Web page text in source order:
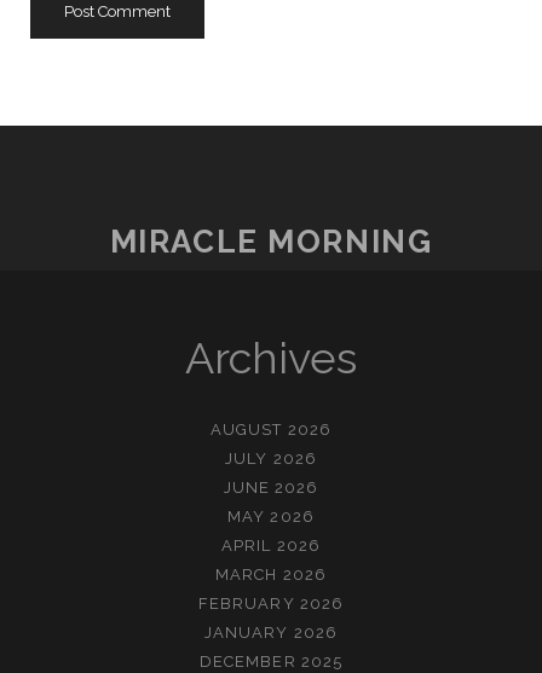
MIRACLE MORNING
Archives
AUGUST 2026
JULY 2026
JUNE 2026
MAY 2026
APRIL 2026
MARCH 2026
FEBRUARY 2026
JANUARY 2026
DECEMBER 2025